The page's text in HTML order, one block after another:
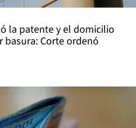
la patente y el domicilio
basura: Corte ordenó